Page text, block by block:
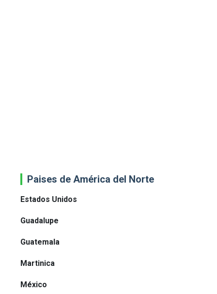
Paises de América del Norte
Estados Unidos
Guadalupe
Guatemala
Martinica
México